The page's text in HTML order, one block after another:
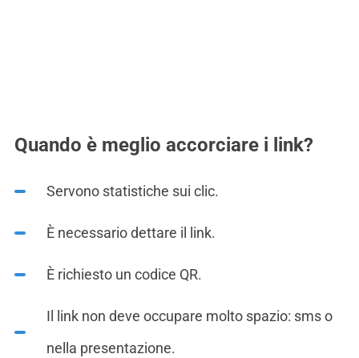
Quando è meglio accorciare i link?
Servono statistiche sui clic.
È necessario dettare il link.
È richiesto un codice QR.
Il link non deve occupare molto spazio: sms o
nella presentazione.